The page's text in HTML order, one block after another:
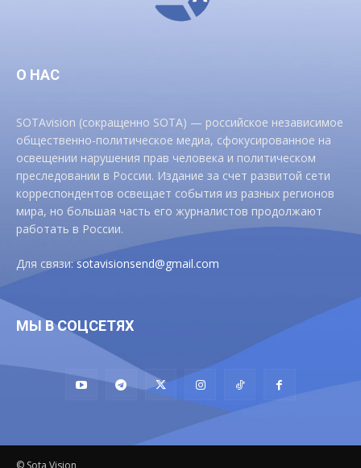
О НАС
SOTAvision (сокращенно SOTA) — российское независимое
общественно-политическое медиа, сфокусированное на
освещении нарушения прав человека и политическом
преследовании в России. Издание за счет развитой сети
корреспондентов освещает события из разных регионов
мира, но большая часть его журналистов продолжают
работать в России.
Для связи:sotavisionsend@gmail.com
МЫ В СОЦСЕТЯХ
© Sota Vision